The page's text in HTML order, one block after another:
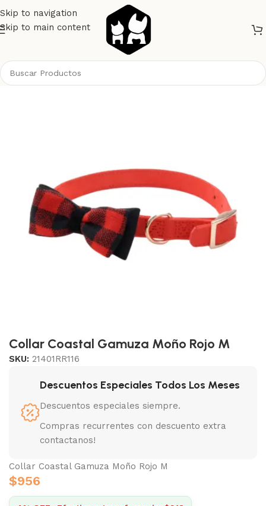
Skip to navigation
Skip to main content
Collar Coastal Gamuza Moño Rojo M
SKU: 21401RR116
Descuentos Especiales Todos Los Meses
Descuentos especiales siempre.
Compras recurrentes con descuento extra
contactanos!
Collar Coastal Gamuza Moño Rojo M
$956